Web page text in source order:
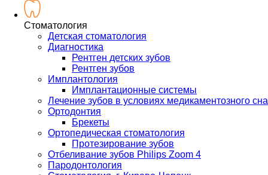
Стоматология
Детская стоматология
Диагностика
Рентген детских зубов
Рентген зубов
Имплантология
Имплантационные системы
Лечение зубов в условиях медикаментозного сна
Ортодонтия
Брекеты
Ортопедическая стоматология
Протезирование зубов
Отбеливание зубов Philips Zoom 4
Пародонтология